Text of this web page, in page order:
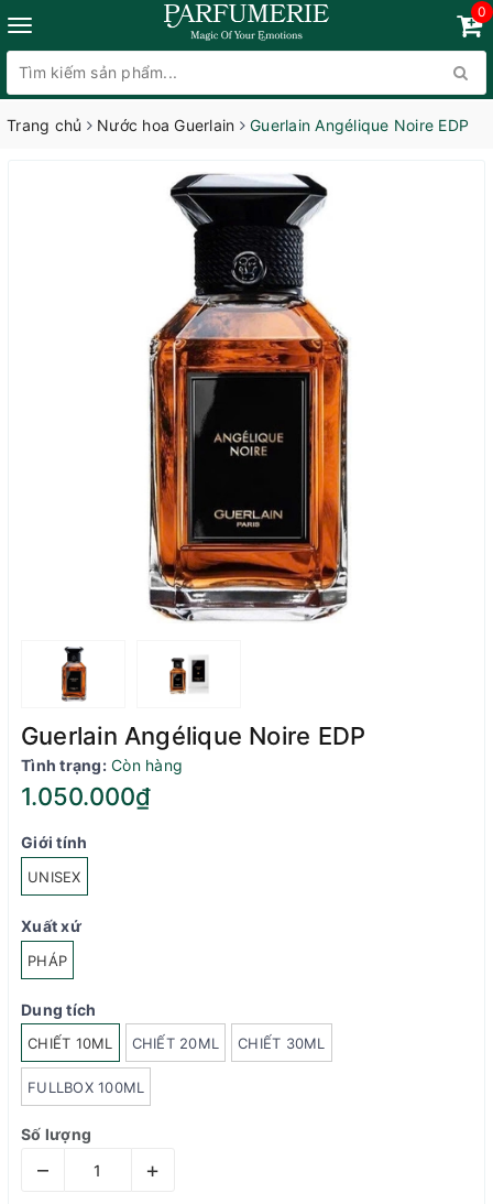
0
Trang chủ Nước hoa Guerlain Guerlain Angélique Noire EDP
Guerlain Angélique Noire EDP
Tình trạng: Còn hàng
1.050.000₫
Giới tính
UNISEX
Xuất xứ
PHÁP
Dung tích
CHIẾT 10ML CHIẾT 20ML CHIẾT 30ML
FULLBOX 100ML
Số lượng
– +